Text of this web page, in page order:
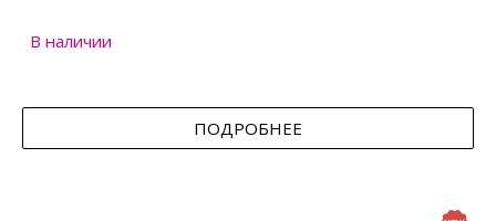
В наличии
ПОДРОБНЕЕ